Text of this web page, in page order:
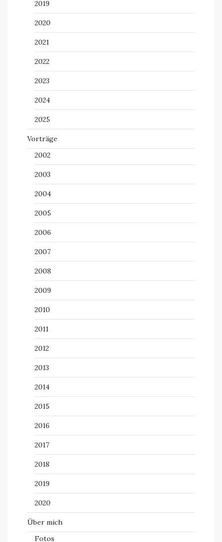
2019
2020
2021
2022
2023
2024
2025
Vorträge
2002
2003
2004
2005
2006
2007
2008
2009
2010
2011
2012
2013
2014
2015
2016
2017
2018
2019
2020
Über mich
Fotos